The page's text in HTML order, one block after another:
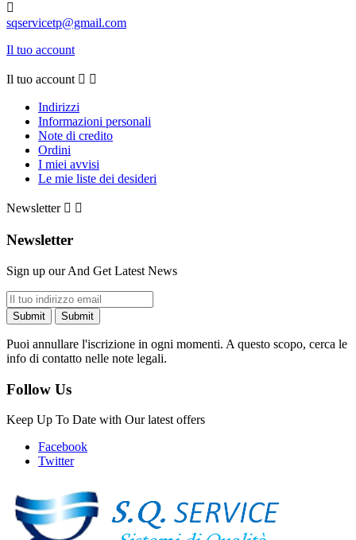

sqservicetp@gmail.com
Il tuo account
Il tuo account  
Indirizzi
Informazioni personali
Note di credito
Ordini
I miei avvisi
Le mie liste dei desideri
Newsletter  
Newsletter
Sign up our And Get Latest News
Puoi annullare l'iscrizione in ogni momenti. A questo scopo, cerca le
info di contatto nelle note legali.
Follow Us
Keep Up To Date with Our latest offers
Facebook
Twitter